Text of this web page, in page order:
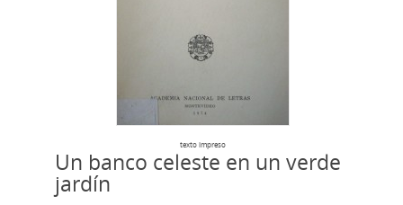
texto impreso
Un banco celeste en un verde
jardín